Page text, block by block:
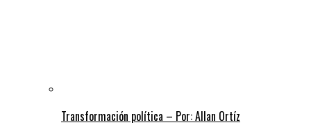
Transformación política – Por: Allan Ortíz